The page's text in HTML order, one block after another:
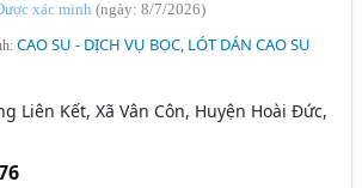
xác minh(ngày: 8/7/2026)
CAO SU - DỊCH VỤ BỌC, LÓT DÁN CAO SU
Liên Kết, Xã Vân Côn, Huyện Hoài Đức,